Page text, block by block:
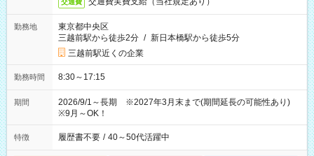
交通費
勤務地
東京都中央区
三越前駅から徒歩2分 / 新日本橋駅から徒歩5分
三越前駅近くの企業
勤務時間 8:30～17:15
期間
2026/9/1～長期 ※2027年3月末まで(期間延長の可能性あり)
※9月～OK！
特徴 履歴書不要 / 40～50代活躍中